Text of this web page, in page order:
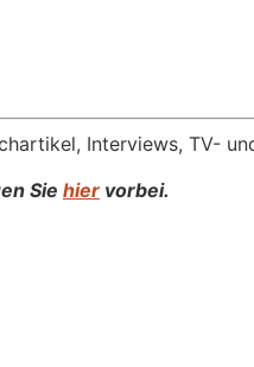
Interviews, TV-
Sie hier vorbei.